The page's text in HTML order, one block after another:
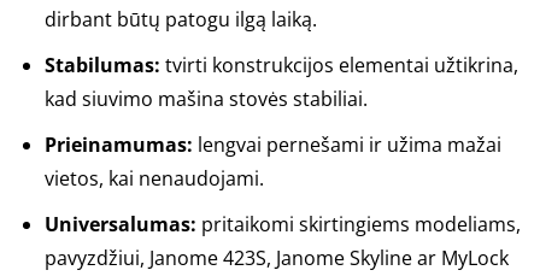
dirbant būtų patogu ilgą laiką.
Stabilumas: tvirti konstrukcijos elementai užtikrina,
kad siuvimo mašina stovės stabiliai.
Prieinamumas: lengvai pernešami ir užima mažai
vietos, kai nenaudojami.
Universalumas: pritaikomi skirtingiems modeliams,
pavyzdžiui, Janome 423S, Janome Skyline ar MyLock